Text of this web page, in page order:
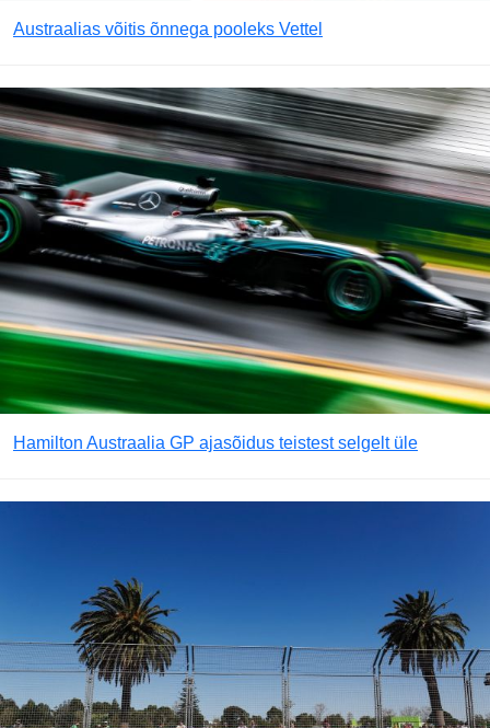
Austraalias võitis õnnega pooleks Vettel
Hamilton Austraalia GP ajasõidus teistest selgelt üle